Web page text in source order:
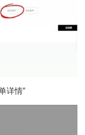
详情”